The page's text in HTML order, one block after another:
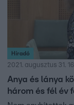
Híradó
2021. augusztus 31.
Anya és lánya
három és fél év